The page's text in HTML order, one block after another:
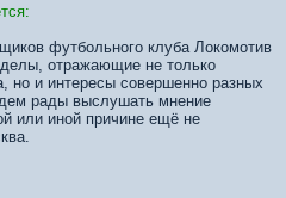
футбольного клуба Локомотив
отражающие не только
но и интересы совершенно разных
рады выслушать мнение
или иной причине ещё не